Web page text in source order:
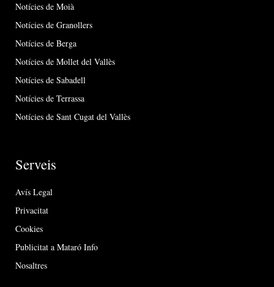
Notícies de Moià
Notícies de Granollers
Notícies de Berga
Notícies de Mollet del Vallès
Notícies de Sabadell
Notícies de Terrassa
Notícies de Sant Cugat del Vallès
Serveis
Avís Legal
Privacitat
Cookies
Publicitat a Mataró Info
Nosaltres